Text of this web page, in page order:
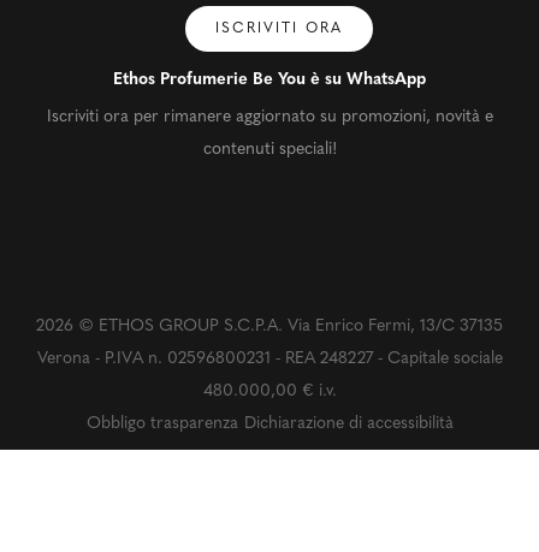
ISCRIVITI ORA
Ethos Profumerie Be You è su WhatsApp
Iscriviti ora per rimanere aggiornato su promozioni, novità e
contenuti speciali!
2026 © ETHOS GROUP S.C.P.A. Via Enrico Fermi, 13/C 37135
Verona - P.IVA n. 02596800231 - REA 248227 - Capitale sociale
480.000,00 € i.v.
Obbligo trasparenza Dichiarazione di accessibilità